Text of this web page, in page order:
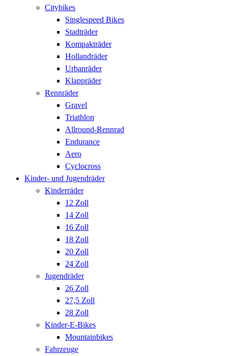
Citybikes
Singlespeed Bikes
Stadträder
Kompakträder
Hollandräder
Urbanräder
Klappräder
Rennräder
Gravel
Triathlon
Allround-Rennrad
Endurance
Aero
Cyclocross
Kinder- und Jugendräder
Kinderräder
12 Zoll
14 Zoll
16 Zoll
18 Zoll
20 Zoll
24 Zoll
Jugendräder
26 Zoll
27,5 Zoll
28 Zoll
Kinder-E-Bikes
Mountainbikes
Fahrzeuge